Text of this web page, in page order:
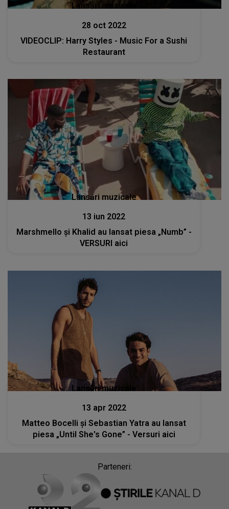
Lansări muzicale
28 oct 2022
VIDEOCLIP: Harry Styles - Music For a Sushi
Restaurant
Lansări muzicale
13 iun 2022
Marshmello și Khalid au lansat piesa „Numb” -
VERSURI aici
Lansări muzicale
13 apr 2022
Matteo Bocelli și Sebastian Yatra au lansat
piesa „Until She's Gone” - Versuri aici
Parteneri: